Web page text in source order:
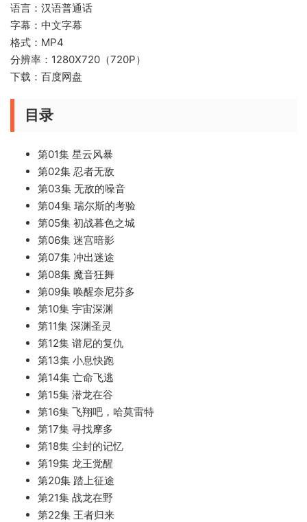
语言：汉语普通话
字幕：中文字幕
格式：MP4
分辨率：1280X720（720P）
下载：百度网盘
目录
第01集 星云风暴
第02集 忍者无敌
第03集 无敌的噪音
第04集 瑞尔斯的考验
第05集 初战暮色之城
第06集 迷宫暗影
第07集 冲出迷途
第08集 魔音狂舞
第09集 唤醒奈尼芬多
第10集 宇宙深渊
第11集 深渊圣灵
第12集 谱尼的复仇
第13集 小息快跑
第14集 亡命飞逃
第15集 潜龙在谷
第16集 飞翔吧，哈莫雷特
第17集 寻找摩多
第18集 尘封的记忆
第19集 龙王觉醒
第20集 踏上征途
第21集 战龙在野
第22集 王者归来